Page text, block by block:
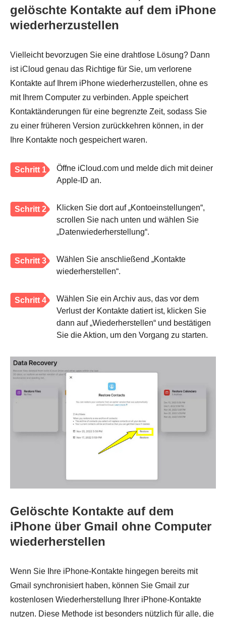
gelöschte Kontakte auf dem iPhone
wiederherzustellen
Vielleicht bevorzugen Sie eine drahtlose Lösung? Dann
ist iCloud genau das Richtige für Sie, um verlorene
Kontakte auf Ihrem iPhone wiederherzustellen, ohne es
mit Ihrem Computer zu verbinden. Apple speichert
Kontaktänderungen für eine begrenzte Zeit, sodass Sie
zu einer früheren Version zurückkehren können, in der
Ihre Kontakte noch gespeichert waren.
Schritt 1
Öffne iCloud.com und melde dich mit deiner
Apple-ID an.
Schritt 2
Klicken Sie dort auf „Kontoeinstellungen“,
scrollen Sie nach unten und wählen Sie
„Datenwiederherstellung“.
Schritt 3
Wählen Sie anschließend „Kontakte
wiederherstellen“.
Schritt 4
Wählen Sie ein Archiv aus, das vor dem
Verlust der Kontakte datiert ist, klicken Sie
dann auf „Wiederherstellen“ und bestätigen
Sie die Aktion, um den Vorgang zu starten.
Gelöschte Kontakte auf dem
iPhone über Gmail ohne Computer
wiederherstellen
Wenn Sie Ihre iPhone-Kontakte hingegen bereits mit
Gmail synchronisiert haben, können Sie Gmail zur
kostenlosen Wiederherstellung Ihrer iPhone-Kontakte
nutzen. Diese Methode ist besonders nützlich für alle, die